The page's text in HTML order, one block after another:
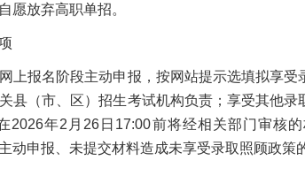
愿放弃高职单招。
报名阶段主动申报，按网站提示选填拟享受
县（市、区）招生考试机构负责；享受其他录
2026年2月26日17:00前将经相关部门审核
动申报、未提交材料造成未享受录取照顾政策